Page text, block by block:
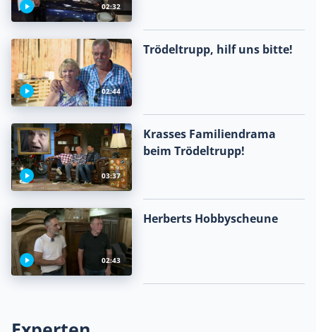
02:32
02:44
Trödeltrupp, hilf uns bitte!
03:37
Krasses Familiendrama
beim Trödeltrupp!
02:43
Herberts Hobbyscheune